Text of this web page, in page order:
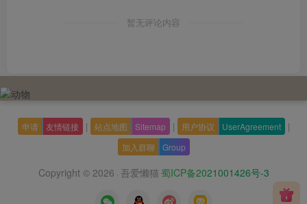
暂无评论内容
申请 友情链接 | 站点地图 Sitemap | 用户协议 UserAgreement |
加入群聊 Group
Copyright © 2026 · 吾爱懒猫 蜀ICP备2021001426号-3